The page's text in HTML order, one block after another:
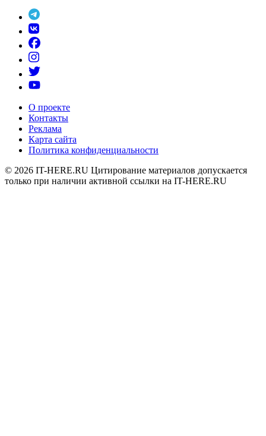
О проекте
Контакты
Реклама
Карта сайта
Политика конфиденциальности
© 2026 IT-HERE.RU Цитирование материалов допускается
только при наличии активной ссылки на IT-HERE.RU